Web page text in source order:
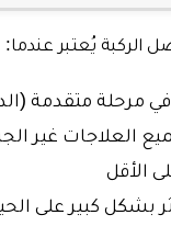
الركبة يُعتبر عندما:
مرحلة متقدمة
الأقل
بشكل كبير على